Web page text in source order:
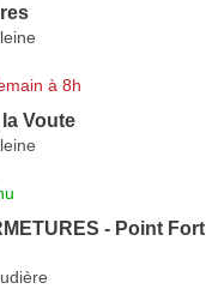
à 8h
Voute
- Point Fort